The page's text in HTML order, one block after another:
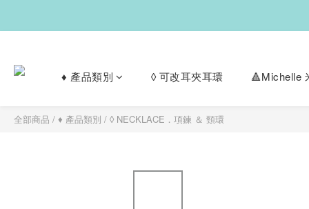
♦︎ 產品類別 ◊ 可改耳夾耳環 🔺Michelle
全部商品 / ♦︎ 產品類別 / ◊ NECKLACE．項鍊 ＆ 頸環